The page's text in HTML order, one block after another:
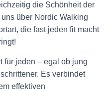
die Schönheit der
über Nordic Walking
die fast jeden fit macht
für jeden – egal ob jung
Es verbindet
effektiven